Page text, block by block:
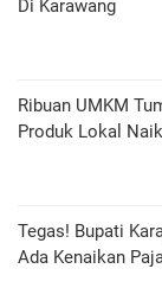
Di Karawang
Ribuan UMKM
Produk Lokal
Tegas! Bupati
Ada Kenaikan